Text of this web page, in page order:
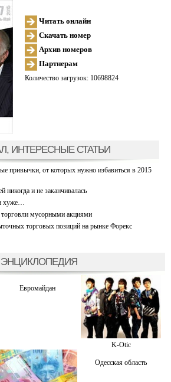
Читать онлайн
Скачать номер
Архив номеров
Партнерам
Количество загрузок: 10698824
ИНТЕРЕСНЫЕ СТАТЬИ
привычки, от которых нужно избавиться в 2015
никогда и не заканчивалась
хуже…
мусорными акциями
торговых позиций на рынке Форекс
ЭНЦИКЛОПЕДИЯ
Евромайдан
K-Otiс
Одесская область